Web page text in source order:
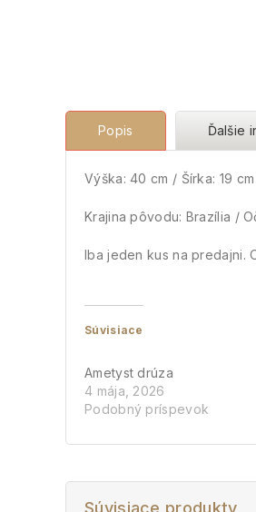
Popis Ďalšie
Výška: 40 cm / Šírka: 19
Krajina pôvodu: Brazília /
Iba jeden kus na predajni.
Súvisiace
Ametyst drúza
4 mája, 2026
Podobný príspevok
Súvisiace produkty